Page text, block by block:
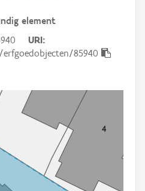
element
URI
85940